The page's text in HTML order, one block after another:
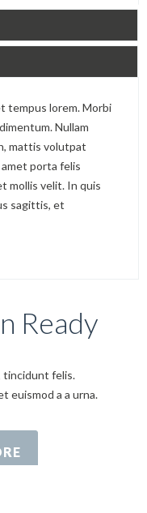
tempus lorem. Morbi
Nullam
mattis volutpat
porta felis
mollis velit. In quis
sagittis, et
Ready
tincidunt felis.
euismod a a urna.